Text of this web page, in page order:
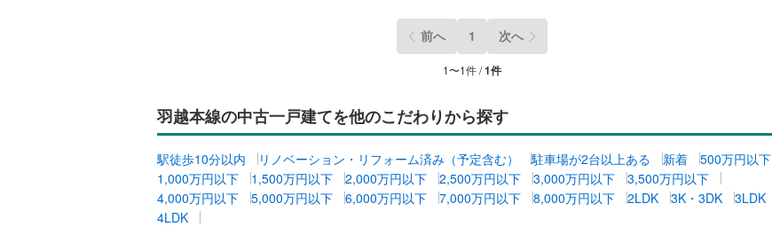
前へ 1 次へ
1〜1件 /1件
羽越本線の中古一戸建てを他のこだわりから探す
駅徒歩10分以内 リノベーション・リフォーム済み（予定含む） 駐車場が2台以上ある 新着
500万円以下
1,000万円以下
1,500万円以下 2,000万円以下 2,500万円以下 3,000万円以下
3,500万円以下
4,000万円以下
5,000万円以下 6,000万円以下 7,000万円以下 8,000万円以下 2LDK 3K・3DK
3LDK
4LDK
販売、価格、契約、入居関連など
即入居可能（0）
浴室乾燥機あり（0）
収納